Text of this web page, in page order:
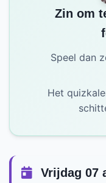
Zin om
Speel dan
Het
Vrijdag 07